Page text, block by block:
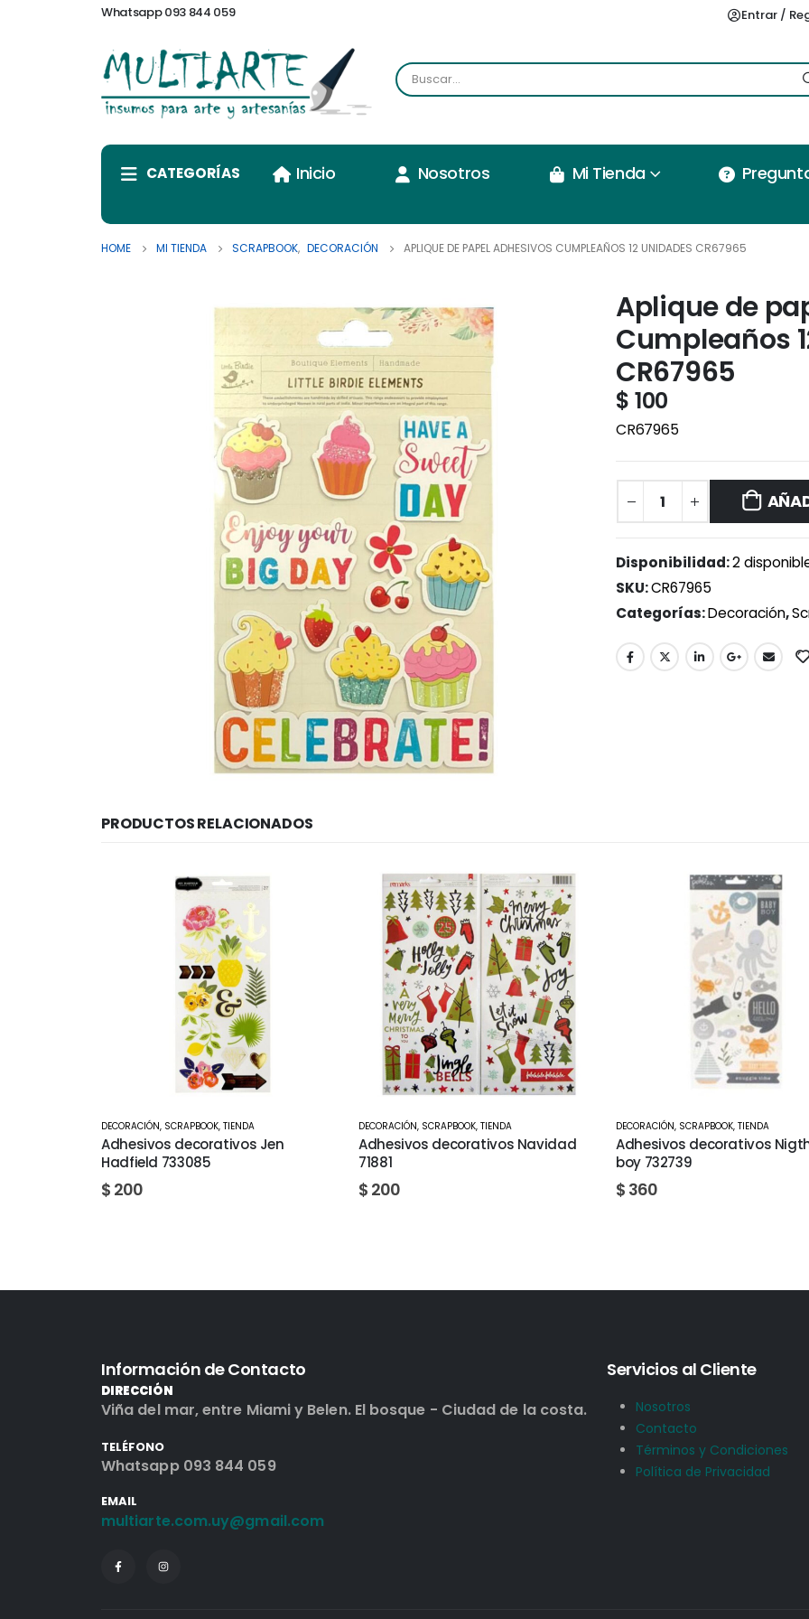
Whatsapp 093 844 059 Entrar /
CATEGORÍAS Inicio Nosotros Mi Tienda
HOME MI TIENDA SCRAPBOOK, DECORACIÓN APLIQUE DE PAPEL ADHESIVOS CUMPLEAÑOS 12 UNIDADES CR67965
Aplique de
Cumpleaños
CR67965
$ 100
CR67965
Disponibilidad:2
SKU:CR67965
Categorías:Decoración,
PRODUCTOS RELACIONADOS
DECORACIÓN, SCRAPBOOK, TIENDA
Adhesivos decorativos Navidad
71881
$ 200
DECORACIÓN, SCRAPBOOK, TIENDA
Adhesivos decorativos Nigth baby
boy 732739
$ 360
SCRAPBOOK,TROQUELADORAS
Evolution Base Magnetica
We R 03778-1
$ 1.020
Información de Contacto
DIRECCIÓN
Viña del mar, entre Miami y Belen. El bosque - Ciudad de la costa.
TELÉFONO
Whatsapp 093 844 059
EMAIL
multiarte.com.uy@gmail.com
Servicios al Cliente
Nosotros
Contacto
Términos y Condiciones
Política de Privacidad